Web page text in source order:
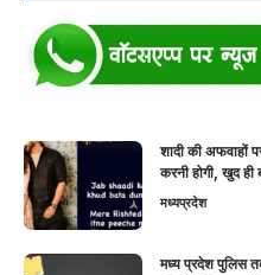
शादी की अफवाहों
करनी होगी, खुद ही
मध्यप्रदेश
मध्य प्रदेश पुलिस